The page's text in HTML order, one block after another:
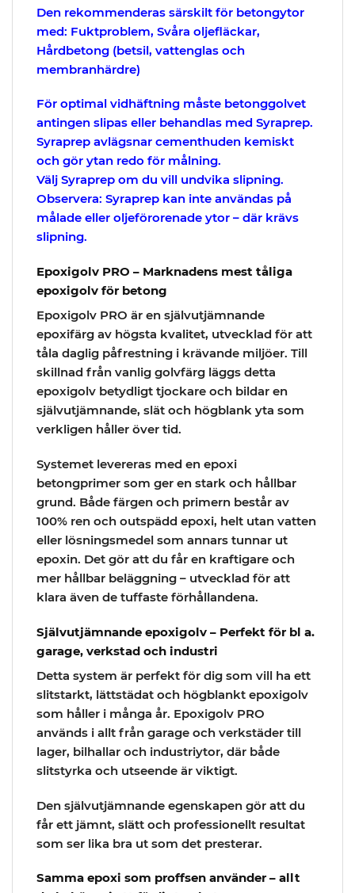
Den rekommenderas särskilt för betongytor
med: Fuktproblem, Svåra oljefläckar,
Hårdbetong (betsil, vattenglas och
membranhärdre)
För optimal vidhäftning måste betonggolvet
antingen slipas eller behandlas med Syraprep.
Syraprep avlägsnar cementhuden kemiskt
och gör ytan redo för målning.
Välj Syraprep om du vill undvika slipning.
Observera: Syraprep kan inte användas på
målade eller oljeförorenade ytor – där krävs
slipning.
Epoxigolv PRO – Marknadens mest tåliga
epoxigolv för betong
Epoxigolv PRO är en självutjämnande
epoxifärg av högsta kvalitet, utvecklad för att
tåla daglig påfrestning i krävande miljöer. Till
skillnad från vanlig golvfärg läggs detta
epoxigolv betydligt tjockare och bildar en
självutjämnande, slät och högblank yta som
verkligen håller över tid.
Systemet levereras med en epoxi
betongprimer som ger en stark och hållbar
grund. Både färgen och primern består av
100% ren och outspädd epoxi, helt utan vatten
eller lösningsmedel som annars tunnar ut
epoxin. Det gör att du får en kraftigare och
mer hållbar beläggning – utvecklad för att
klara även de tuffaste förhållandena.
Självutjämnande epoxigolv – Perfekt för bl a.
garage, verkstad och industri
Detta system är perfekt för dig som vill ha ett
slitstarkt, lättstädat och högblankt epoxigolv
som håller i många år. Epoxigolv PRO
används i allt från garage och verkstäder till
lager, bilhallar och industriytor, där både
slitstyrka och utseende är viktigt.
Den självutjämnande egenskapen gör att du
får ett jämnt, slätt och professionellt resultat
som ser lika bra ut som det presterar.
Samma epoxi som proffsen använder – allt